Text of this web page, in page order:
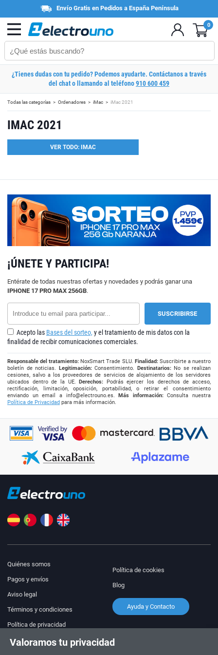
Envío Gratis en Pedidos a España Península
0
¿Tienes dudas con tu pedido? Podemos ayudarte. Contáctanos a través
del chat o llamando al teléfono910 600 459
Todas las categorías Ordenadores iMac iMac 2021
IMAC 2021
VER TODO: IMAC
¡ÚNETE Y PARTICIPA!
Entérate de todas nuestras ofertas y novedades y podrás ganar una
IPHONE 17 PRO MAX 256GB.
Acepto las Bases del sorteo, y el tratamiento de mis datos con la
finalidad de recibir comunicaciones comerciales.
Responsable del tratamiento: NoxSmart Trade SLU. Finalidad:Suscribirte a nuestro
boletín de noticias. Legitimación:Consentimiento. Destinatarios:No se realizan
cesiones, salvo a los proveedores de servicios de alojamiento de los servidores
ubicados dentro de la UE.Derechos: Podrás ejercer los derechos de acceso,
rectificación, limitación, oposición, portabilidad, o retirar el consentimiento
enviando un email a info@electrouno.es.Más información:Consulta nuestra
Política de Privacidad para más información.
Quiénes somos
Pagos y envíos
Aviso legal
Términos y condiciones
Política de privacidad
Política de cookies
Blog
Ayuda y Contacto
PEDIDOS Y CONSULTAS ¡Síguenos!
Valoramos tu privacidad